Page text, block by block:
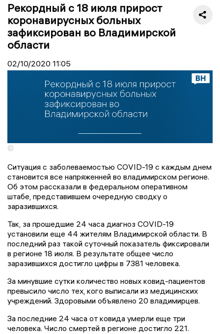
Рекордный с 18 июля прирост
коронавирусных больных
зафиксирован во Владимирской
области
02/10/2020 11:05
©
Ситуация с заболеваемостью COVID-19 с каждым днем
становится все напряженней во владимирском регионе.
Об этом рассказали в федеральном оперативном
штабе, представившем очередную сводку о
заразившихся.
Так, за прошедшие 24 часа диагноз COVID-19
установили еще 44 жителям Владимирской области. В
последний раз такой суточный показатель фиксировали
в регионе 18 июля. В результате общее число
заразившихся достигло цифры в 7381 человека.
За минувшие сутки количество новых ковид-пациентов
превысило число тех, кого выписали из медицинских
учреждений. Здоровыми объявлено 20 владимирцев.
За последние 24 часа от ковида умерли еще три
человека. Число смертей в регионе достигло 221.